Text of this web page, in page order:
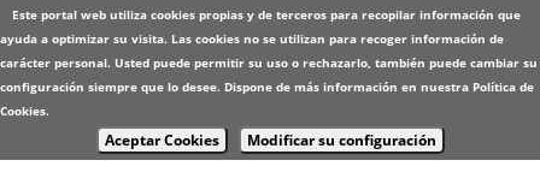
Este portal web utiliza cookies propias y de terceros para recopilar información que
ayuda a optimizar su visita. Las cookies no se utilizan para recoger información de
carácter personal. Usted puede permitir su uso o rechazarlo, también puede cambiar su
configuración siempre que lo desee. Dispone de más información en nuestra Política de
Cookies.